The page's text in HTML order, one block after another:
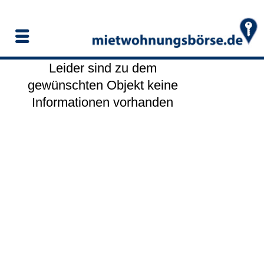
Leider sind zu dem
gewünschten Objekt keine
Informationen vorhanden